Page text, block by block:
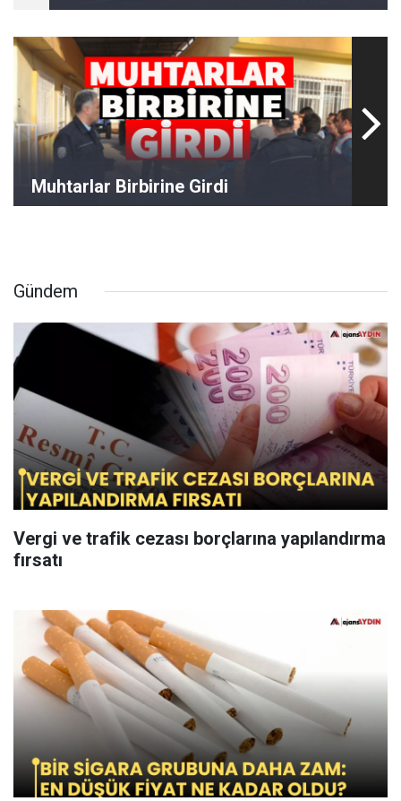
Muhtarlar Birbirine Girdi
Gündem
Vergi ve trafik cezası borçlarına yapılandırma
fırsatı